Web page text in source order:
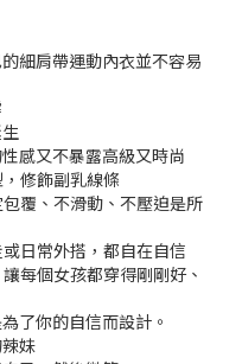
細肩帶運動內衣並不容易
感又不暴露高級又時尚
修飾副乳線條
覆、不滑動、不壓迫是所
日常外搭，都自在自信
每個女孩都穿得剛剛好、
了你的自信而設計。
妹